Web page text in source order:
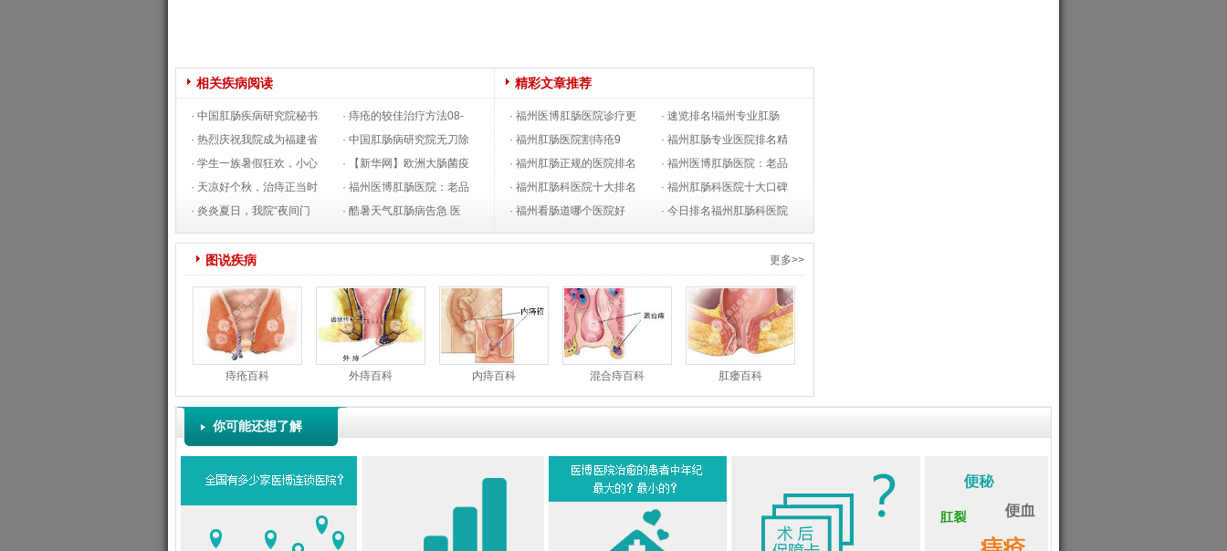
相关疾病阅读
· 中国肛肠疾病研究院秘书
田建利到医博考察04-07
· 痔疮的较佳治疗方法08-
27
· 热烈庆祝我院成为福建省
医保定点医疗机构01-23
· 中国肛肠病研究院无刀除
痔创口微小方法推广会05-
05
· 学生一族暑假狂欢，小心
肛肠病偷袭06-25
· 【新华网】欧洲大肠菌疫
情：数十人死千人感染06-
08
· 天凉好个秋，治痔正当时
09-03
· 福州医博肛肠医院：老品
牌肛肠，做百姓口碑医院
09-21
· 炎炎夏日，我院“夜间门
诊”为有“痔”者解忧06-01
· 酷暑天气肛肠病告急 医
博方法解围07-28
精彩文章推荐
· 福州医博肛肠医院诊疗更
规范，服务更温暖10-08
· 速览排名!福州专业肛肠
医院排名top3 10-05
· 福州肛肠医院割痔疮9
月“口碑榜”09-26
· 福州肛肠专业医院排名精
选09-25
· 福州肛肠正规的医院排名
榜09-22
· 福州医博肛肠医院：老品
牌肛肠，做百姓口碑医院
09-21
· 福州肛肠科医院十大排名
09-20
· 福州肛肠科医院十大口碑
排行09-19
· 福州看肠道哪个医院好
09-17
· 今日排名福州肛肠科医院
新榜单09-15
图说疾病 更多>>
痔疮百科 外痔百科 内痔百科 混合痔百科 肛瘘百科
你可能还想了解